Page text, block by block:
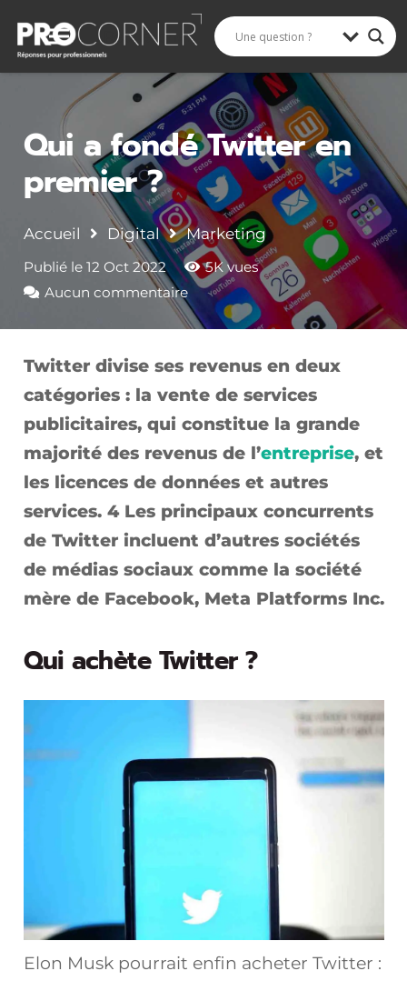
Rechercher
Qui a fondé Twitter en
premier ?
Accueil Digital Marketing
Publié le 12 Oct 2022 5K vues
Aucun commentaire
Twitter divise ses revenus en deux
catégories : la vente de services
publicitaires, qui constitue la grande
majorité des revenus de l’entreprise, et
les licences de données et autres
services. 4 Les principaux concurrents
de Twitter incluent d’autres sociétés
de médias sociaux comme la société
mère de Facebook, Meta Platforms Inc.
Qui achète Twitter ?
Elon Musk pourrait enfin acheter Twitter :